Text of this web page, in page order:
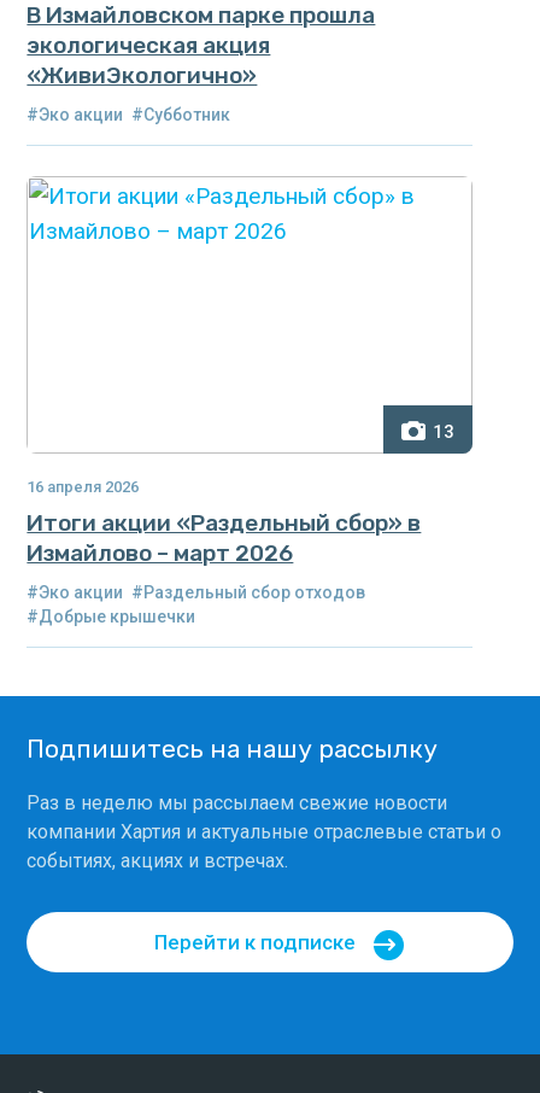
В Измайловском парке прошла
экологическая акция
«ЖивиЭкологично»
#Эко акции #Субботник
13
16 апреля 2026
Итоги акции «Раздельный сбор» в
Измайлово – март 2026
#Эко акции #Раздельный сбор отходов
#Добрые крышечки
Подпишитесь на нашу рассылку
Раз в неделю мы рассылаем свежие новости
компании Хартия и актуальные отраслевые статьи о
событиях, акциях и встречах.
Перейти к подписке